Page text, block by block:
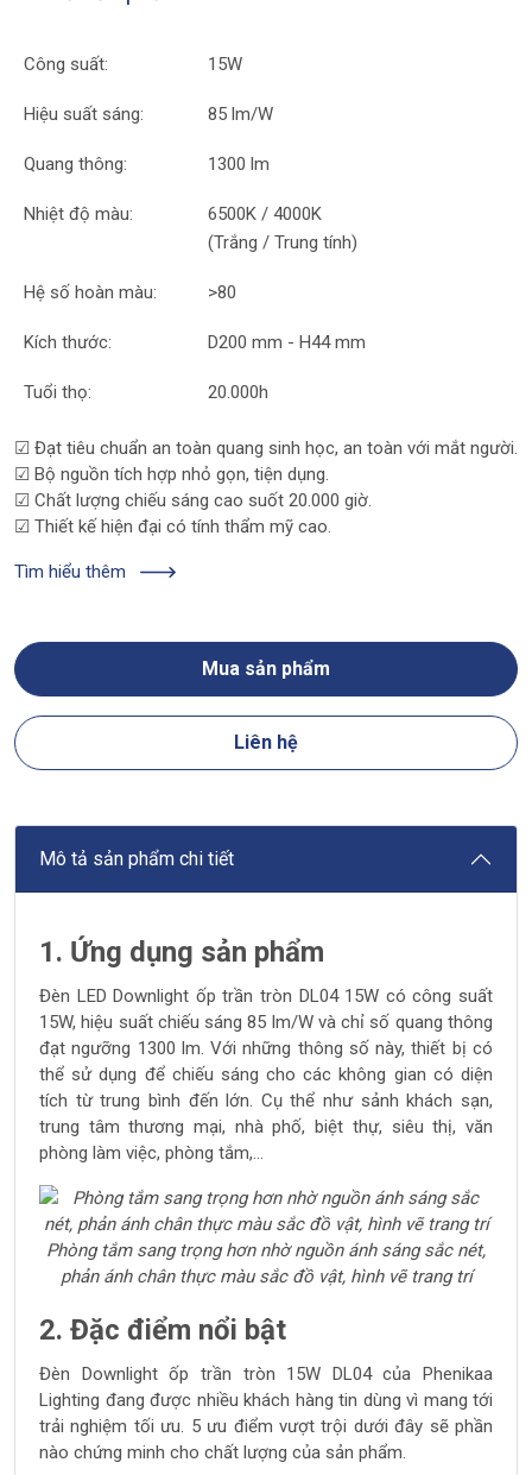
Công suất: 15W
Hiệu suất sáng: 85 lm/W
Quang thông: 1300 lm
Nhiệt độ màu:
6500K / 4000K
(Trắng / Trung tính)
Hệ số hoàn màu: >80
Kích thước: D200 mm - H44 mm
Tuổi thọ: 20.000h
☑ Đạt tiêu chuẩn an toàn quang sinh học, an toàn với mắt người.
☑ Bộ nguồn tích hợp nhỏ gọn, tiện dụng.
☑ Chất lượng chiếu sáng cao suốt 20.000 giờ.
☑ Thiết kế hiện đại có tính thẩm mỹ cao.
Tìm hiểu thêm
Mua sản phẩm
Liên hệ
Mô tả sản phẩm chi tiết
1. Ứng dụng sản phẩm
Đèn LED Downlight ốp trần tròn DL04 15W có công suất
15W, hiệu suất chiếu sáng 85 lm/W và chỉ số quang thông
đạt ngưỡng 1300 lm. Với những thông số này, thiết bị có
thể sử dụng để chiếu sáng cho các không gian có diện
tích từ trung bình đến lớn. Cụ thể như sảnh khách sạn,
trung tâm thương mại, nhà phố, biệt thự, siêu thị, văn
phòng làm việc, phòng tắm,...
Phòng tắm sang trọng hơn nhờ nguồn ánh sáng sắc nét,
phản ánh chân thực màu sắc đồ vật, hình vẽ trang trí
2. Đặc điểm nổi bật
Đèn Downlight ốp trần tròn 15W DL04của Phenikaa
Lighting đang được nhiều khách hàng tin dùng vì mang tới
trải nghiệm tối ưu. 5 ưu điểm vượt trội dưới đây sẽ phần
nào chứng minh cho chất lượng của sản phẩm.